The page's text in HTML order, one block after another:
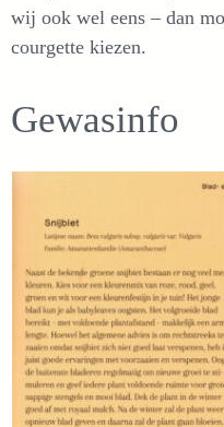
wij ook wel eens – dan
courgette kiezen.
Gewasinfo